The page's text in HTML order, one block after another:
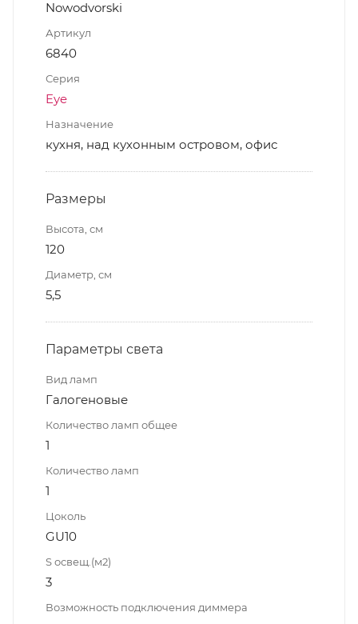
Nowodvorski
Артикул
6840
Серия
Eye
Назначение
кухня, над кухонным островом, офис
Размеры
Высота, см
120
Диаметр, см
5,5
Параметры света
Вид ламп
Галогеновые
Количество ламп общее
1
Количество ламп
1
Цоколь
GU10
S освещ.(м2)
3
Возможность подключения диммера